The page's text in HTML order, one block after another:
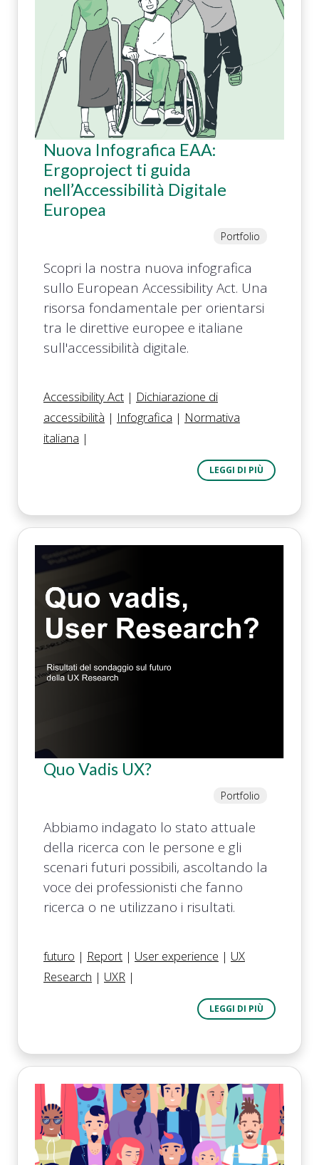
Nuova Infografica EAA:
Ergoproject ti guida
nell’Accessibilità Digitale
Europea
Portfolio
Scopri la nostra nuova infografica
sullo European Accessibility Act. Una
risorsa fondamentale per orientarsi
tra le direttive europee e italiane
sull'accessibilità digitale.
Accessibility Act | Dichiarazione di
accessibilità | Infografica | Normativa
italiana |
LEGGI DI PIÙ
Quo Vadis UX?
Portfolio
Abbiamo indagato lo stato attuale
della ricerca con le persone e gli
scenari futuri possibili, ascoltando la
voce dei professionisti che fanno
ricerca o ne utilizzano i risultati.
futuro | Report | User experience | UX
Research | UXR |
LEGGI DI PIÙ